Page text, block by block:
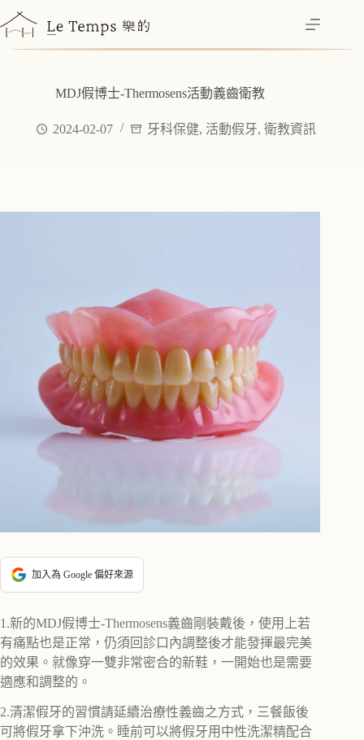
至
主
MDJ假博士-Thermosens活動義齒衛教
2024-02-07 牙科保健, 活動假牙,衛教資訊
加入為 Google 偏好來源
1.新的MDJ假博士-Thermosens義齒剛裝戴後，使用上若
有痛點也是正常，仍須回診口內調整後才能發揮最完美
的效果。就像穿一雙非常密合的新鞋，一開始也是需要
適應和調整的。
2.清潔假牙的習慣請延續治療性義齒之方式，三餐飯後
可將假牙拿下沖洗。睡前可以將假牙用中性洗潔精配合